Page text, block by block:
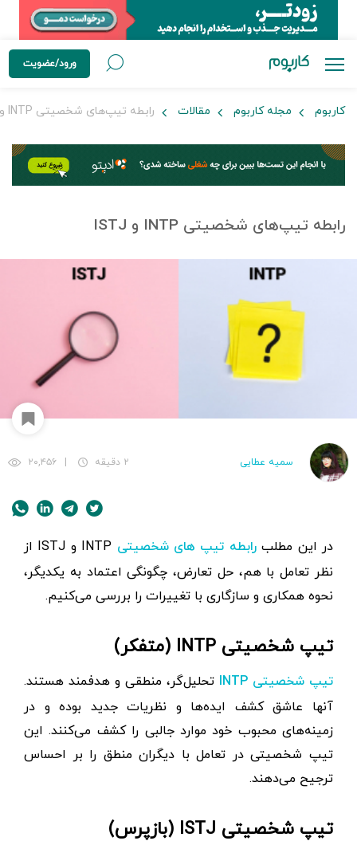
ورود/عضویت
کاربوم مجله کاربوم مقالات رابطه تیپ‌های شخصیتی INTP و ISTJ
رابطه تیپ‌های شخصیتی INTP و ISTJ
سمیه عطایی ۲ دقیقه ۲۰,۴۵۶
در این مطلبرابطه تیپ های شخصیتی
INTP و ISTJ از
نظر تعامل با هم، حل تعارض، چگونگی اعتماد به یکدیگر،
نحوه همکاری و سازگاری با تغییرات را بررسی می‌کنیم.
تیپ شخصیتی INTP (متفکر)
تیپ شخصیتی INTP
تحلیل‌گر، منطقی و هدفمند هستند.
آنها عاشق کشف ایده‌ها و نظریات جدید بوده و در
زمینه‌های محبوب خود موارد جالبی را کشف می‌کنند. این
تیپ شخصیتی در تعامل با دیگران منطق را بر احساس
ترجیح می‌دهند.
تیپ شخصیتی ISTJ (بازپرس)